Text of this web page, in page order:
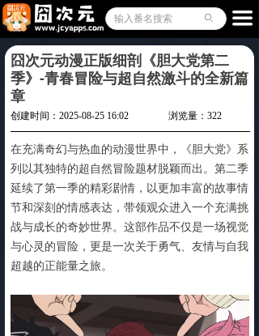
끀
排行榜
Cosplay
软件教程
相关文章
ꄆ 客户端下载
ꄙ
囧次元动漫正版细剖《胆大党第二
季》-青春冒险与超自然激斗的全新篇
章
创建时间： 2025-08-25 16:02 浏览量： 322
在充满奇幻与热血的动漫世界中，《胆大党》系
列以其独特的超自然冒险题材脱颖而出。第二季
延续了第一季的精彩剧情，以更加丰富的故事情
节和深刻的情感表达，带领观众进入一个充满挑
战与成长的奇妙世界。这部作品不仅是一场视觉
与心灵的冒险，更是一次关于勇气、友情与自我
超越的正能量之旅。